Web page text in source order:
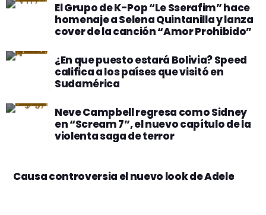
El Grupo de K-Pop “Le Sserafim” hace
homenaje a Selena Quintanilla y lanza
cover de la canción “Amor Prohibido”
¿En que puesto estará Bolivia? Speed
califica a los países que visitó en
Sudamérica
Neve Campbell regresa como Sidney
en “Scream 7”, el nuevo capítulo de la
violenta saga de terror
Causa controversia el nuevo look de Adele